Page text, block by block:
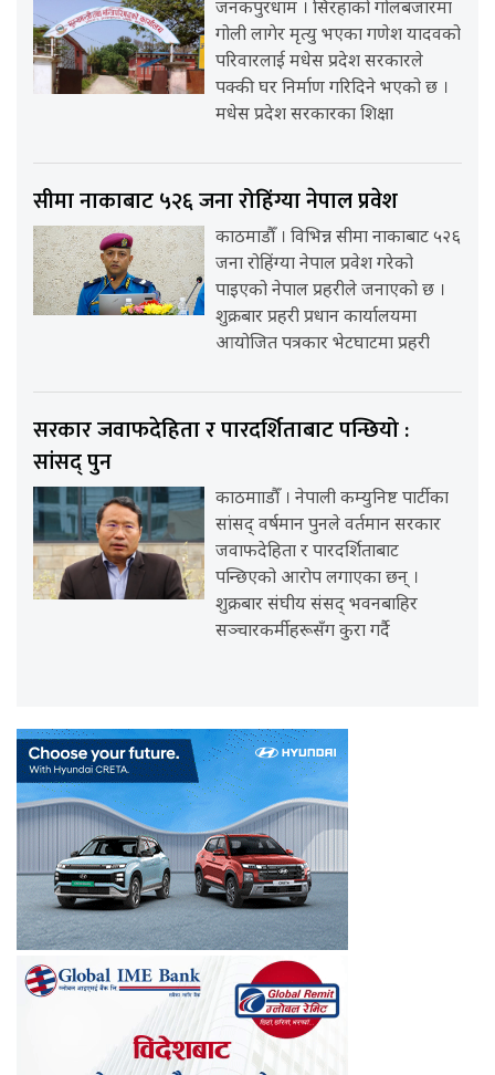
जनकपुरधाम । सिरहाको गोलबजारमा
गोली लागेर मृत्यु भएका गणेश यादवको
परिवारलाई मधेस प्रदेश सरकारले
पक्की घर निर्माण गरिदिने भएको छ ।
मधेस प्रदेश सरकारका शिक्षा
सीमा नाकाबाट ५२६ जना रोहिंग्या नेपाल प्रवेश
काठमाडौँ । विभिन्न सीमा नाकाबाट ५२६
जना रोहिंग्या नेपाल प्रवेश गरेको
पाइएको नेपाल प्रहरीले जनाएको छ ।
शुक्रबार प्रहरी प्रधान कार्यालयमा
आयोजित पत्रकार भेटघाटमा प्रहरी
सरकार जवाफदेहिता र पारदर्शिताबाट पन्छियो :
सांसद् पुन
काठमााडौँ । नेपाली कम्युनिष्ट पार्टीका
सांसद् वर्षमान पुनले वर्तमान सरकार
जवाफदेहिता र पारदर्शिताबाट
पन्छिएको आरोप लगाएका छन् ।
शुक्रबार संघीय संसद् भवनबाहिर
सञ्चारकर्मीहरूसँग कुरा गर्दै